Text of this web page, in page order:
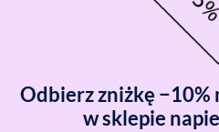
Odbierz zniżkę −10%
w sklepie